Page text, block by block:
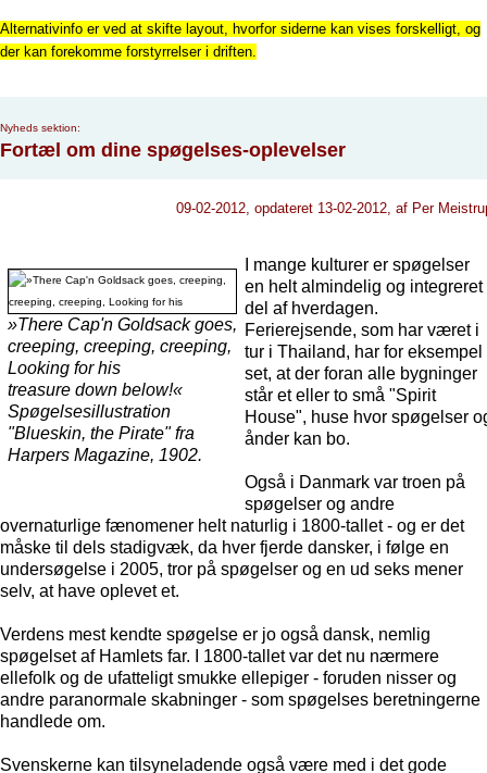
Alternativinfo er ved at skifte layout, hvorfor siderne kan vises forskelligt, og
der kan forekomme forstyrrelser i driften.
Nyheds sektion:
Fortæl om dine spøgelses-oplevelser
09-02-2012, opdateret 13-02-2012, af Per
»There Cap'n Goldsack goes,
creeping, creeping, creeping,
Looking for his
treasure down below!«
Spøgelsesillustration
"Blueskin, the Pirate" fra
Harpers Magazine, 1902.
I mange kulturer er spøgelser
en helt almindelig og integreret
del af hverdagen.
Ferierejsende, som har været i
tur i Thailand, har for eksempel
set, at der foran alle bygninger
står et eller to små "Spirit
House", huse hvor spøgelser
ånder kan bo.
Også i Danmark var troen på
spøgelser og andre
overnaturlige fænomener helt naturlig i 1800-tallet - og er det
måske til dels stadigvæk, da hver fjerde dansker, i følge en
undersøgelse i 2005, tror på spøgelser og en ud seks mener
selv, at have oplevet et.
Verdens mest kendte spøgelse er jo også dansk, nemlig
spøgelset af Hamlets far. I 1800-tallet var det nu nærmere
ellefolk og de ufatteligt smukke ellepiger - foruden nisser og
andre paranormale skabninger - som spøgelses beretningerne
handlede om.
Svenskerne kan tilsyneladende også være med i det gode